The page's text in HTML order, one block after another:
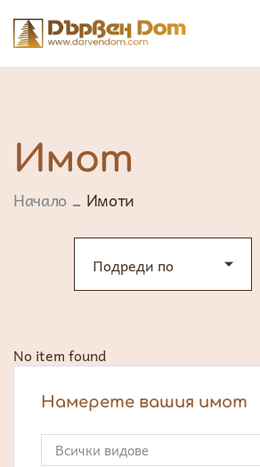
Имот
Начало Имоти
Подреди по
No item found
Намерете вашия имот